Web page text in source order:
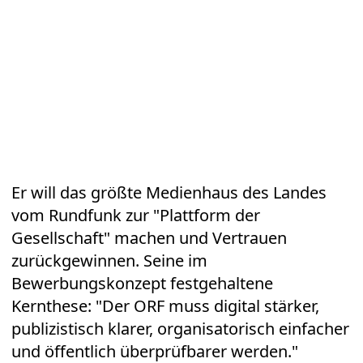
Er will das größte Medienhaus des Landes
vom Rundfunk zur "Plattform der
Gesellschaft" machen und Vertrauen
zurückgewinnen. Seine im
Bewerbungskonzept festgehaltene
Kernthese: "Der ORF muss digital stärker,
publizistisch klarer, organisatorisch einfacher
und öffentlich überprüfbarer werden."